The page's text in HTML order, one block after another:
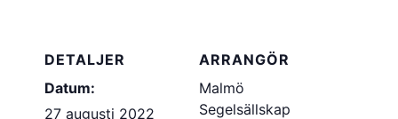
DETALJER
Datum:
27 augusti 2022
ARRANGÖR
Malmö
Segelsällskap